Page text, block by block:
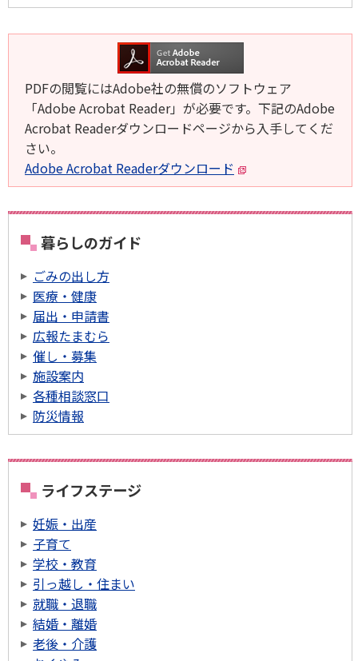
PDFの閲覧にはAdobe社の無償のソフトウェア
「Adobe Acrobat Reader」が必要です。下記のAdobe
Acrobat Readerダウンロードページから入手してくだ
さい。
Adobe Acrobat Readerダウンロード
暮らしのガイド
ごみの出し方
医療・健康
届出・申請書
広報たまむら
催し・募集
施設案内
各種相談窓口
防災情報
ライフステージ
妊娠・出産
子育て
学校・教育
引っ越し・住まい
就職・退職
結婚・離婚
老後・介護